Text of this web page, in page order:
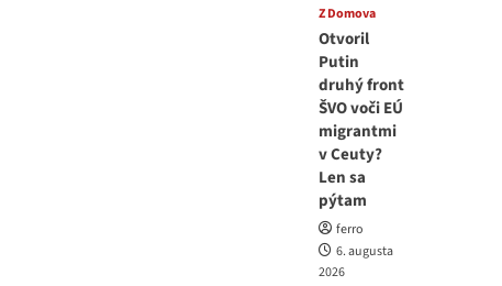
Z Domova
Otvoril
Putin
druhý front
ŠVO voči EÚ
migrantmi
v Ceuty?
Len sa
pýtam
ferro
6. augusta
2026